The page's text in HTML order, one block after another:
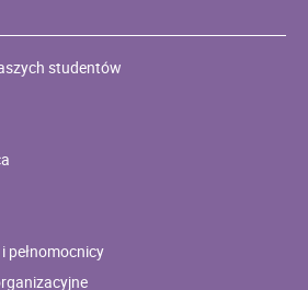
studentów
pełnomocnicy